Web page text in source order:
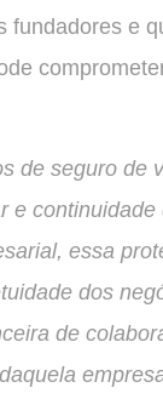
fundadores e
de seguro de
e
essa
dos
de